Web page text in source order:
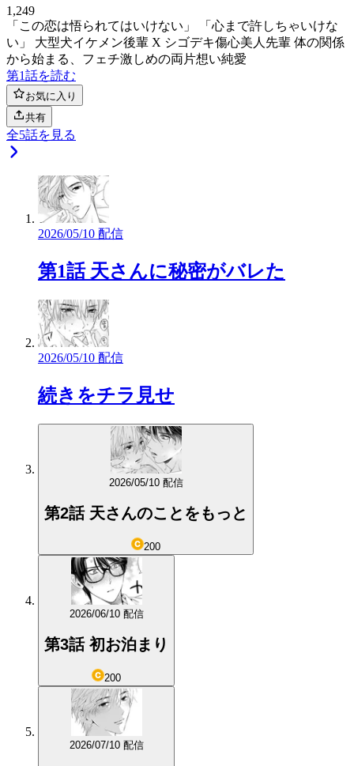
1,249
「この恋は悟られてはいけない」 「心まで許しちゃいけな
い」 大型犬イケメン後輩 X シゴデキ傷心美人先輩 体の関係
から始まる、フェチ激しめの両片想い純愛
第1話を読む
お気に入り
共有
全5話を見る
2026/05/10 配信
第1話 天さんに秘密がバレた
2026/05/10 配信
続きをチラ見せ
2026/05/10 配信
第2話 天さんのことをもっと
200
2026/06/10 配信
第3話 初お泊まり
200
2026/07/10 配信